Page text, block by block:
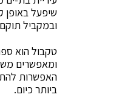
שיפעל באופן
ובמקביל
טקבול הוא
ומאפשרים
האפשרות
ביותר כיום.